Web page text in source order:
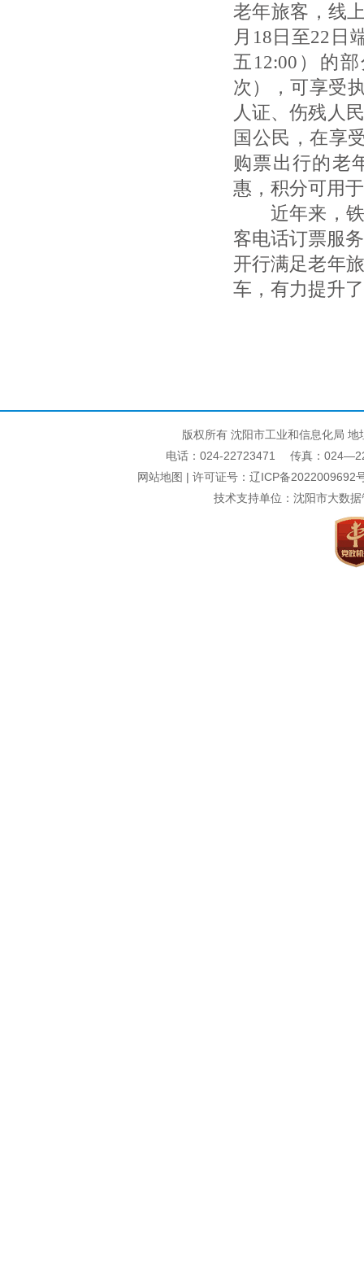
老年旅客，线
月18日至22日
五12:00）的
次），可享受
人证、伤残人
国公民，在享
购票出行的老
惠，积分可用
近年来，铁
客电话订票服
开行满足老年
车，有力提升
版权所有 沈阳市工业和信息化局
电话：024-22723471 传真：
网站地图 | 许可证号： 辽ICP备2022009692
技术支持单位：沈阳市大数